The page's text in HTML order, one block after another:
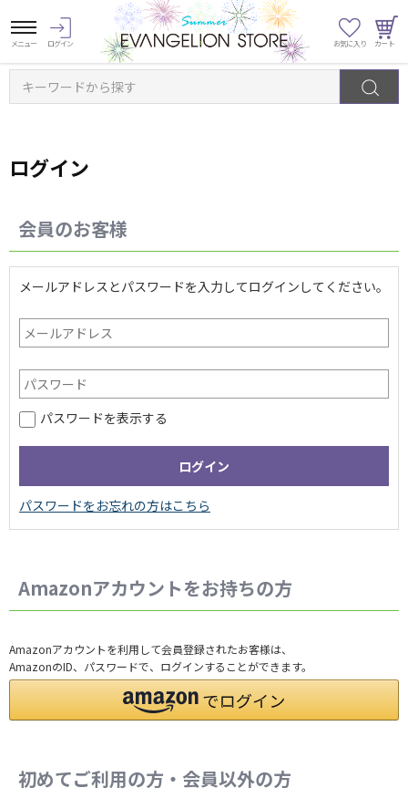
キーワードから探す
ログイン
会員のお客様
メールアドレスとパスワードを入力してログインしてください。
パスワードを表示する
Amazonアカウントをお持ちの方
Amazonアカウントを利用して会員登録されたお客様は、
AmazonのID、パスワードで、ログインすることができます。
初めてご利用の方・会員以外の方